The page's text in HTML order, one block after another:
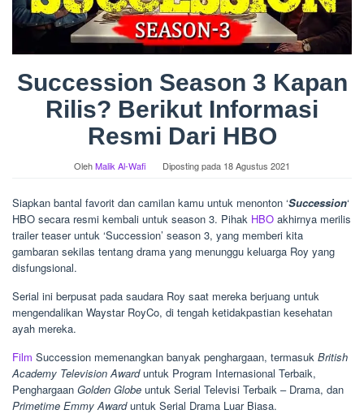
Succession Season 3 Kapan
Rilis? Berikut Informasi
Resmi Dari HBO
OlehMalik Al-Wafi Diposting pada 18 Agustus 2021
Siapkan bantal favorit dan camilan kamu untuk menonton ‘Succession‘
HBO secara resmi kembali untuk season 3. Pihak HBO akhirnya merilis
trailer teaser untuk ‘Succession’ season 3, yang memberi kita
gambaran sekilas tentang drama yang menunggu keluarga Roy yang
disfungsional.
Serial ini berpusat pada saudara Roy saat mereka berjuang untuk
mengendalikan Waystar RoyCo, di tengah ketidakpastian kesehatan
ayah mereka.
Film Succession memenangkan banyak penghargaan, termasuk British
Academy Television Awarduntuk Program Internasional Terbaik,
Penghargaan Golden Globe untuk Serial Televisi Terbaik – Drama, dan
Primetime Emmy Awarduntuk Serial Drama Luar Biasa.